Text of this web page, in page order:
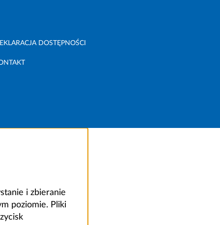
DOSTĘPNOŚCI
i zbieranie
poziomie. Pliki